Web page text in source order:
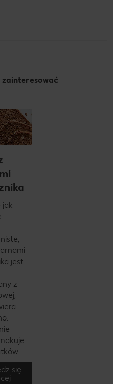
zainteresować
jak
jest
z
się